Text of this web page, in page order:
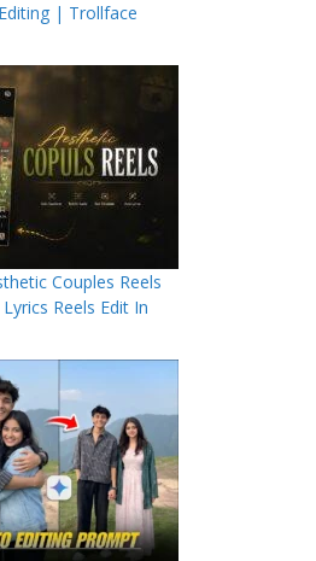
| Trollface
Couples Reels
Reels Edit In